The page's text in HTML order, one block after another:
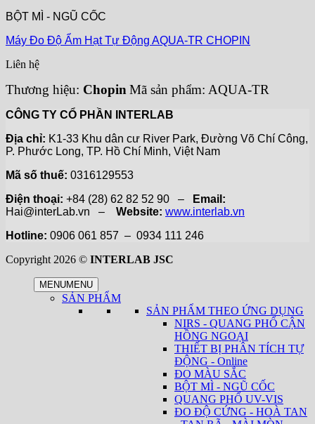
BỘT MÌ - NGŨ CỐC
Máy Đo Độ Ẩm Hạt Tự Động AQUA-TR CHOPIN
Liên hệ
Thương hiệu: ChopinMã sản phẩm: AQUA-TR
CÔNG TY CỔ PHẦN INTERLAB
Địa chỉ: K1-33 Khu dân cư River Park, Đường Võ Chí Công,
P. Phước Long, TP. Hồ Chí Minh, Việt Nam
Mã số thuế: 0316129553
Điện thoại: +84 (28) 62 82 52 90 –
Email:
Hai@interLab.vn – Website: www.interlab.vn
Hotline: 0906 061 857 – 0934 111 246
Copyright 2026 © INTERLAB JSC
MENUMENU
SẢN PHẨM
SẢN PHẨM THEO ỨNG DỤNG
NIRS - QUANG PHỔ CẬN
HỒNG NGOẠI
THIẾT BỊ PHÂN TÍCH TỰ
ĐỘNG - Online
ĐO MÀU SẮC
BỘT MÌ - NGŨ CỐC
QUANG PHỔ UV-VIS
ĐO ĐỘ CỨNG - HOÀ TAN